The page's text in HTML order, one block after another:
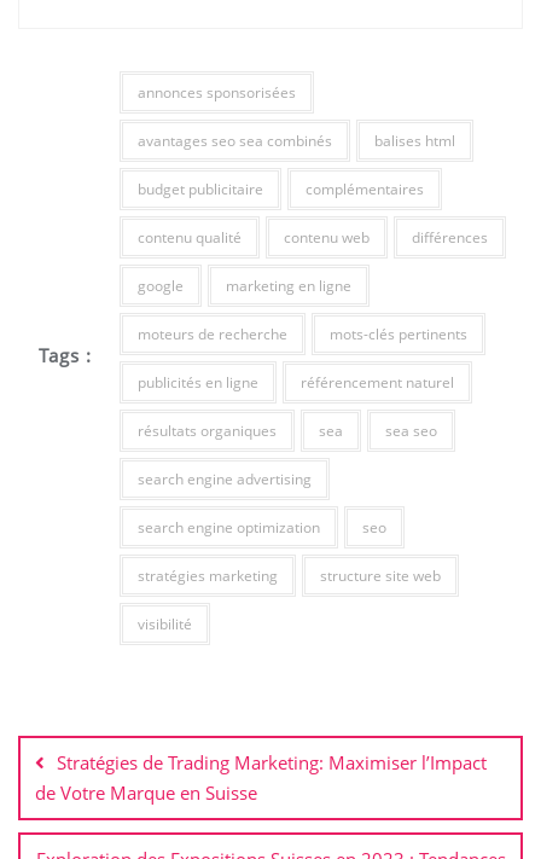
Tags :
annonces sponsorisées
avantages seo sea combinés balises html
budget publicitaire complémentaires
contenu qualité contenu web différences
google marketing en ligne
moteurs de recherche mots-clés pertinents
publicités en ligne référencement naturel
résultats organiques sea sea seo
search engine advertising
search engine optimization seo
stratégies marketing structure site web
visibilité
de
l’article
Stratégies de Trading Marketing: Maximiser l’Impact
de Votre Marque en Suisse